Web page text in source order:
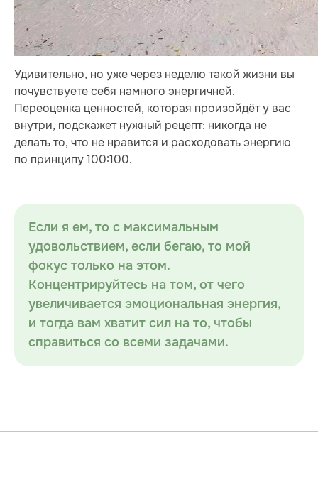
Удивительно, но уже через неделю такой жизни вы
почувствуете себя намного энергичней.
Переоценка ценностей, которая произойдёт у вас
внутри, подскажет нужный рецепт: никогда не
делать то, что не нравится и расходовать энергию
по принципу 100:100.
Если я ем, то с максимальным
удовольствием, если бегаю, то мой
фокус только на этом.
Концентрируйтесь на том, от чего
увеличивается эмоциональная энергия,
и тогда вам хватит сил на то, чтобы
справиться со всеми задачами.